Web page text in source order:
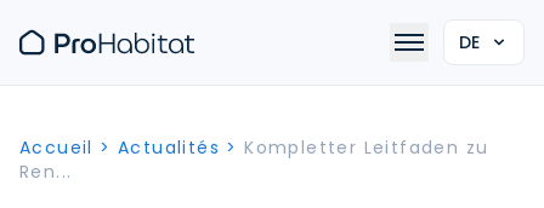
DE
Accueil >Actualités >Kompletter Leitfaden zu
Ren...